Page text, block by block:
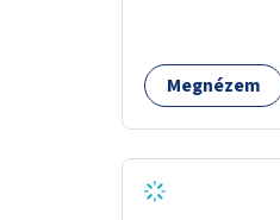
Megnézem